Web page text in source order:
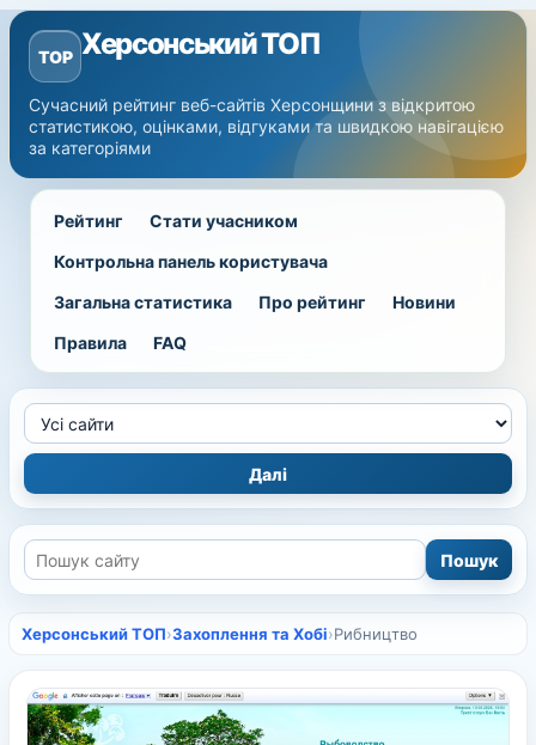
TOP Херсонський ТОП
Сучасний рейтинг веб-сайтів Херсонщини з відкритою
статистикою, оцінками, відгуками та швидкою навігацією
за категоріями
Рейтинг
Стати учасником
Контрольна панель користувача
Загальна статистика
Про рейтинг
Новини
Правила
FAQ
Херсонський ТОП›Захоплення та Хобі›Рибництво